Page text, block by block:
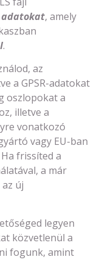
adatokat, amely
.
az
a GPSR-adatokat
oszlopokat a
illetve a
vonatkozó
vagy EU-ban
frissíted a
a már
új
legyen
közvetlenül a
fogunk, amint